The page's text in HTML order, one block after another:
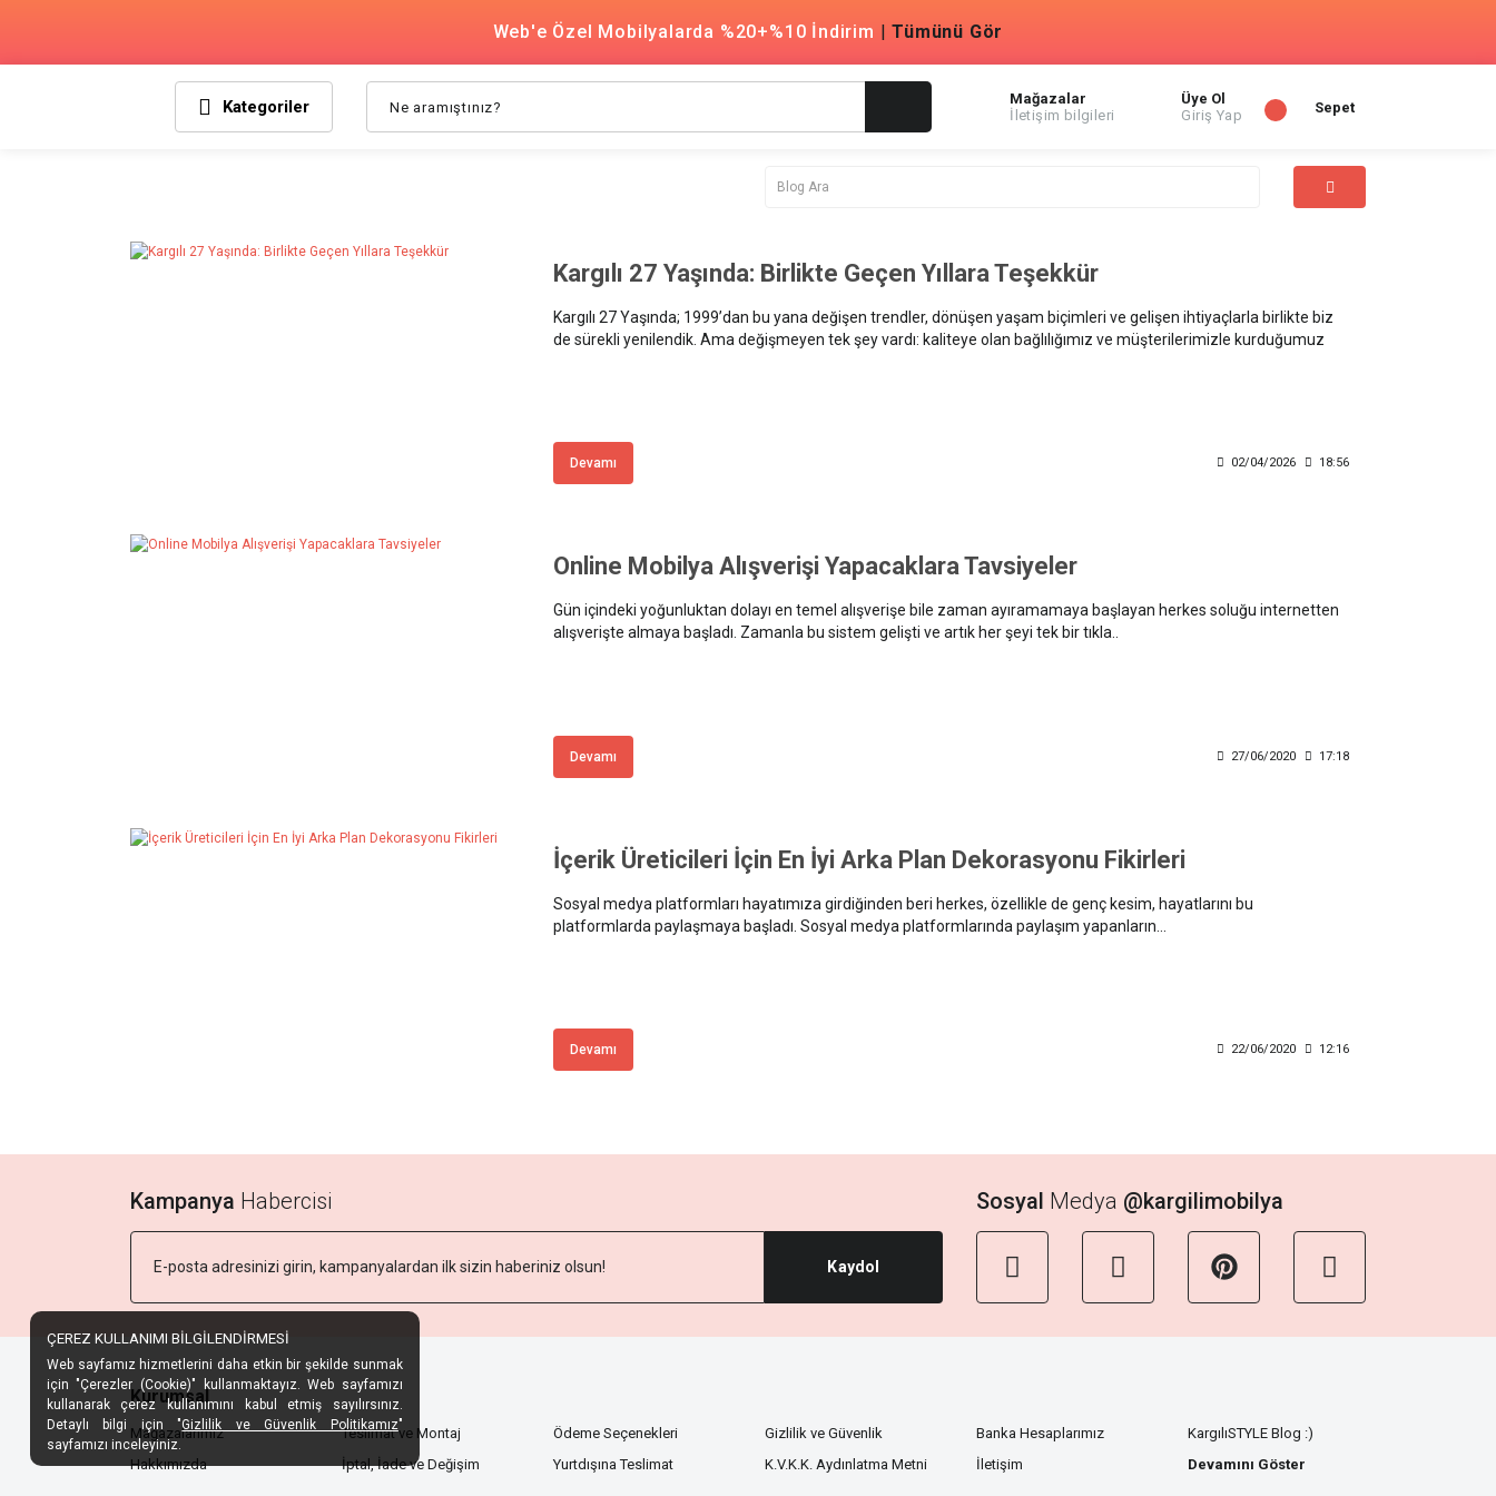
Web'e Özel Mobilyalarda %20+%10 İndirim |Tümünü Gör
Kategoriler
Mağazalar
İletişim bilgileri
Üye Ol
Giriş Yap
Sepet
Kargılı 27 Yaşında: Birlikte Geçen Yıllara Teşekkür
Kargılı 27 Yaşında; 1999’dan bu yana değişen trendler, dönüşen yaşam biçimleri ve gelişen ihtiyaçlarla birlikte biz
de sürekli yenilendik. Ama değişmeyen tek şey vardı: kaliteye olan bağlılığımız ve müşterilerimizle kurduğumuz
Devamı 02/04/2026 18:56
Online Mobilya Alışverişi Yapacaklara Tavsiyeler
Gün içindeki yoğunluktan dolayı en temel alışverişe bile zaman ayıramamaya başlayan herkes soluğu internetten
alışverişte almaya başladı. Zamanla bu sistem gelişti ve artık her şeyi tek bir tıkla..
Devamı 27/06/2020 17:18
İçerik Üreticileri İçin En İyi Arka Plan Dekorasyonu Fikirleri
Sosyal medya platformları hayatımıza girdiğinden beri herkes, özellikle de genç kesim, hayatlarını bu
platformlarda paylaşmaya başladı. Sosyal medya platformlarında paylaşım yapanların...
Devamı 22/06/2020 12:16
Kampanya Habercisi
Kaydol
Sosyal Medya @kargilimobilya
Kurumsal
Mağazalarımız
Hakkımızda
Teslimat ve Montaj
İptal, İade ve Değişim
Ödeme Seçenekleri
Yurtdışına Teslimat
Gizlilik ve Güvenlik
K.V.K.K. Aydınlatma Metni
Banka Hesaplarımız
İletişim
KargılıSTYLE Blog :)
ÇEREZ KULLANIMI BİLGİLENDİRMESİ
Web sayfamız hizmetlerini daha etkin bir şekilde sunmak
için "Çerezler (Cookie)" kullanmaktayız. Web sayfamızı
kullanarak çerez kullanımını kabul etmiş sayılırsınız.
Detaylı bilgi için "Gizlilik ve Güvenlik Politikamız"
sayfamızı inceleyiniz.